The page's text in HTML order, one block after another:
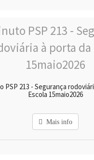
PSP 213 - Segurança
Escola 15maio2026
Mais info